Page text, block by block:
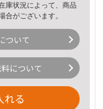
庫状況によって、商品
合がございます。
ついて
について
れる